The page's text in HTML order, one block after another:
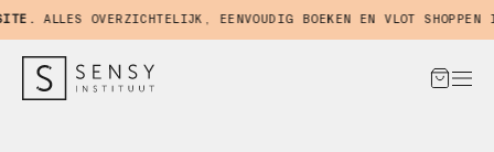
ALLES OVERZICHTELIJK, EENVOUDIG BOEKEN EN VLOT SHOPPEN IN